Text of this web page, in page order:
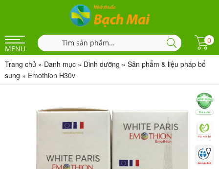
MENU
0
Trang chủ » Danh mục » Dinh dưỡng » Sản phẩm & liệu pháp bổ
sung » Emothion H30v